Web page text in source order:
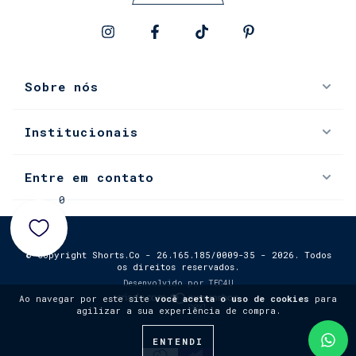
Ao navegar por este sitevocê aceita o uso de cookies para
agilizar a sua experiência de compra.
ENTENDI
Sobre nós
Institucionais
Entre em contato
© Copyright Shorts.Co - 26.165.185/0009-35 - 2026. Todos
os direitos reservados.
Desenvolvido por TEC4U
0